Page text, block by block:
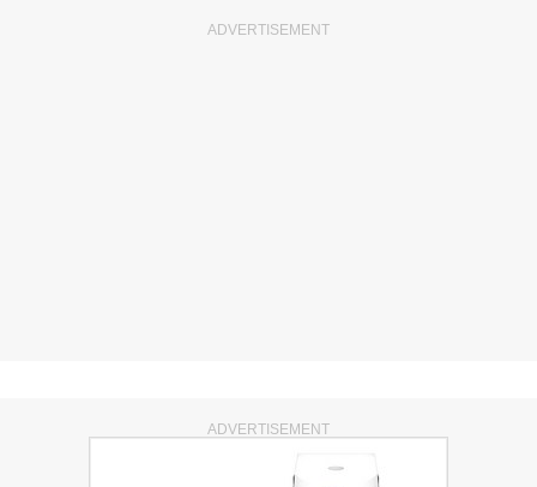
ADVERTISEMENT
ADVERTISEMENT